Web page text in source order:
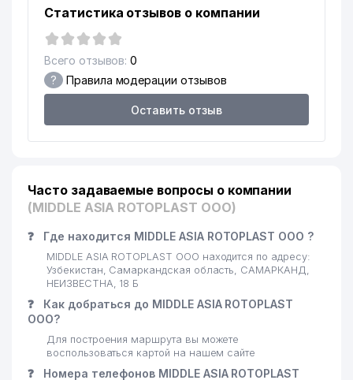
Статистика отзывов о компании
Всего отзывов: 0
? Правила модерации отзывов
Оставить отзыв
Часто задаваемые вопросы о компании
(MIDDLE ASIA ROTOPLAST ООО)
❓ Где находится MIDDLE ASIA ROTOPLAST ООО ?
MIDDLE ASIA ROTOPLAST ООО находится по адресу:
Узбекистан, Самаркандская область, САМАРКАНД,
НЕИЗВЕСТНА, 18 Б
❓
Как добраться до MIDDLE ASIA ROTOPLAST
ООО?
Для построения маршрута вы можете
воспользоваться картой на нашем сайте
❓ Номера телефонов MIDDLE ASIA ROTOPLAST